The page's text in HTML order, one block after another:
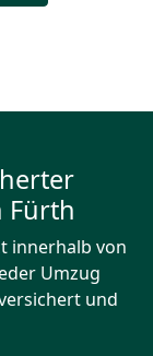
Fürth
innerhalb von
Umzug
und